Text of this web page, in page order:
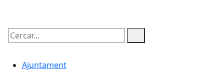
Cercar:
Ajuntament